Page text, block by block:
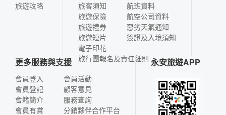
旅遊攻略
旅客須知
旅遊保險
旅遊禮券
旅遊短片
電子印花
航班資料
航空公司資料
惡劣天氣通知
簽證及入境須知
旅行團報名及責任細則
更多服務與支援
會員登入
會員登記
會籍簡介
會員有賞
會員活動
顧客意見
服務查詢
分銷夥伴合作平台
永安旅遊APP